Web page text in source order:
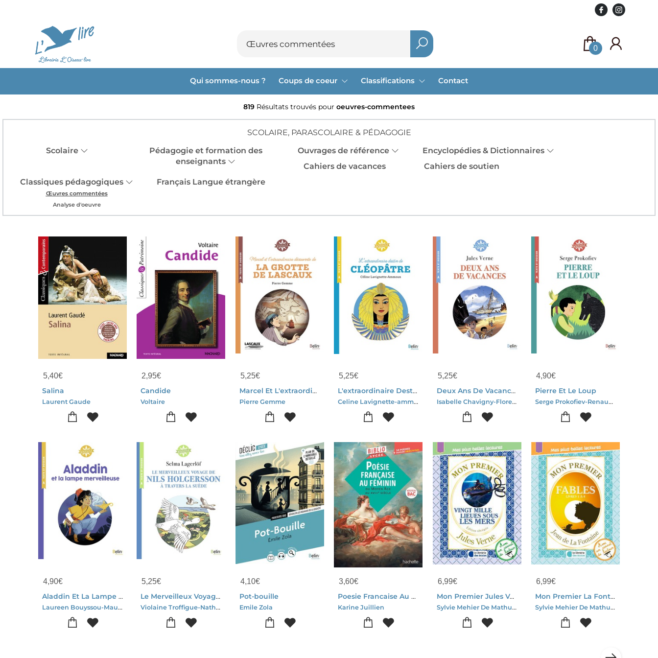
0
Qui sommes-nous ? Coups de coeur Classifications Contact
819 Résultats trouvés pour oeuvres-commentees
SCOLAIRE, PARASCOLAIRE & PÉDAGOGIE
Scolaire
Pédagogie et formation des
enseignants
Ouvrages de référence
Encyclopédies & Dictionnaires
Cahiers de vacances
Cahiers de soutien
Classiques pédagogiques
Œuvres commentées
Analyse d'oeuvre
Français Langue étrangère
5,40€
Salina
Laurent Gaude
2,95€
Candide
Voltaire
5,25€
Marcel Et L'extraordinaire Decouverte De La Grotte De Lascaux
Pierre Gemme
5,25€
L'extraordinaire Destin De Cleopatre
Celine Lavignette-ammoun-Mayalen Goust
5,25€
Deux Ans De Vacances
Isabelle Chavigny-Florent Sacre
4,90€
Pierre Et Le Loup
Serge Prokofiev-Renaud De Jouvenel-Clemence Pollet
4,90€
Aladdin Et La Lampe Merveilleuse
Laureen Bouyssou-Maud Riemann
5,25€
Le Merveilleux Voyage De Nils Holgersson A Travers La Suede
Violaine Troffigue-Nathalie Ragondet
4,10€
Pot-bouille
Emile Zola
3,60€
Poesie Francaise Au Feminin Du Moyen Age Au Xviiie Siecle
Karine Juillien
6,99€
Mon Premier Jules Verne - Vingt Mille Lieues Sous Les Mers
Sylvie Mehier De Mathuisieulx
6,99€
Mon Premier La Fontaine - Fables
Sylvie Mehier De Mathuisieulx